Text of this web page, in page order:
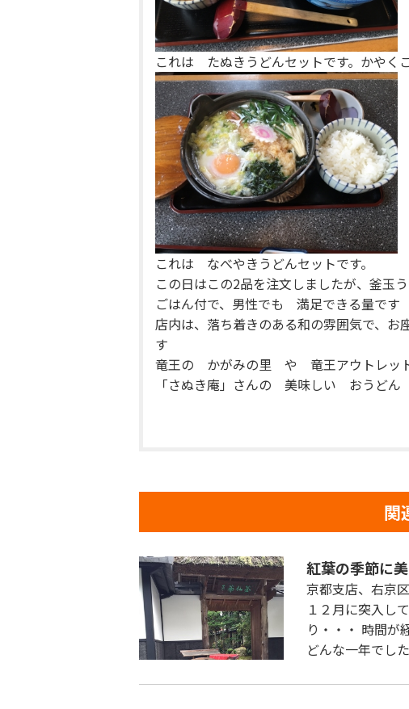
これは たぬきうどんセットです。かやく
これは なべやきうどんセットです。
この日はこの2品を注文しましたが、釜玉
ごはん付で、男性でも 満足できる量です
店内は、落ち着きのある和の雰囲気で、お
す
竜王の かがみの里 や 竜王アウトレッ
「さぬき庵」さんの 美味しい おうどん
関
紅葉の季節に
京都支店、右京
１２月に突入し
り・・・ 時間が
どんな一年でし